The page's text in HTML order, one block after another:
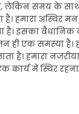
लेकिन समय के
हमारा अस्थिर
है। इसका बैधानिक
ही एक समस्या है।
है। हमारा
में स्थिर रहना